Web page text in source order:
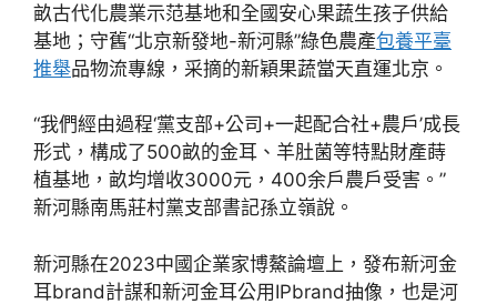
畝古代化農業示范基地和全國安心果蔬生孩子供給
基地；守舊“北京新發地-新河縣”綠色農產包養平臺
推舉品物流專線，采摘的新穎果蔬當天直運北京。
“我們經由過程‘黨支部+公司+一起配合社+農戶’成長
形式，構成了500畝的金耳、羊肚菌等特點財產蒔
植基地，畝均增收3000元，400余戶農戶受害。”
新河縣南馬莊村黨支部書記孫立嶺說。
新河縣在2023中國企業家博鰲論壇上，發布新河金
耳brand計謀和新河金耳公用IPbrand抽像，也是河